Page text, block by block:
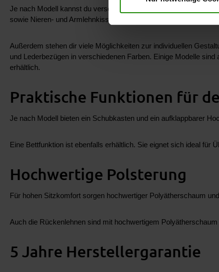
Je nach Modell kannst du verschiedene Komfort-Funktionen
sowie Nieren- und Armlehnkissen. So passt du dein Sofa an
Außerdem stehen dir viele Möglichkeiten zur individuellen
und Lederbezügen in verschiedenen Farben. Einige Modelle
erhältlich.
Praktische Funktionen für
Je nach Modell bieten ein Schubkasten und ein aufklappbarer
Eine Bettfunktion ist ebenfalls erhältlich. Sie eignet sich ideal für
Hochwertige Polsterung
Für hohen Sitzkomfort sorgen hochwertiger Polyätherschaum
Auch die Rückenlehnen sind mit hochwertigem
5 Jahre Herstellergarantie